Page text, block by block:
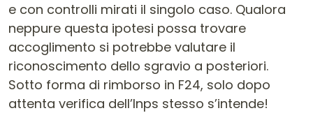
e con controlli mirati il singolo caso. Qualora
neppure questa ipotesi possa trovare
accoglimento si potrebbe valutare il
riconoscimento dello sgravio a posteriori.
Sotto forma di rimborso in F24, solo dopo
attenta verifica dell’Inps stesso s’intende!